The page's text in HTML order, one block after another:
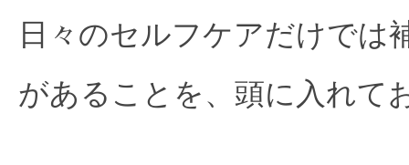
日々のセルフケアだけでは
があることを、頭に入れて